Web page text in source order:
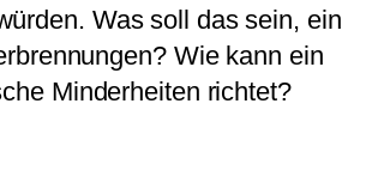
Was soll das sein, ein
Wie kann ein
Minderheiten richtet?